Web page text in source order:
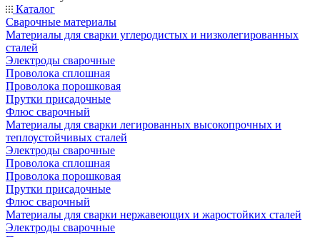
Каталог
Сварочные материалы
Материалы для сварки углеродистых и низколегированных
сталей
Электроды сварочные
Проволока сплошная
Проволока порошковая
Прутки присадочные
Флюс сварочный
Материалы для сварки легированных высокопрочных и
теплоустойчивых сталей
Электроды сварочные
Проволока сплошная
Проволока порошковая
Прутки присадочные
Флюс сварочный
Материалы для сварки нержавеющих и жаростойких сталей
Электроды сварочные